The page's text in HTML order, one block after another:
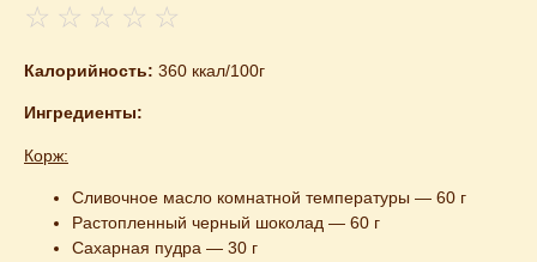
☆ ☆ ☆ ☆ ☆
Калорийность: 360 ккал/100г
Ингредиенты:
Корж:
Сливочное масло комнатной температуры — 60 г
Растопленный черный шоколад — 60 г
Сахарная пудра — 30 г